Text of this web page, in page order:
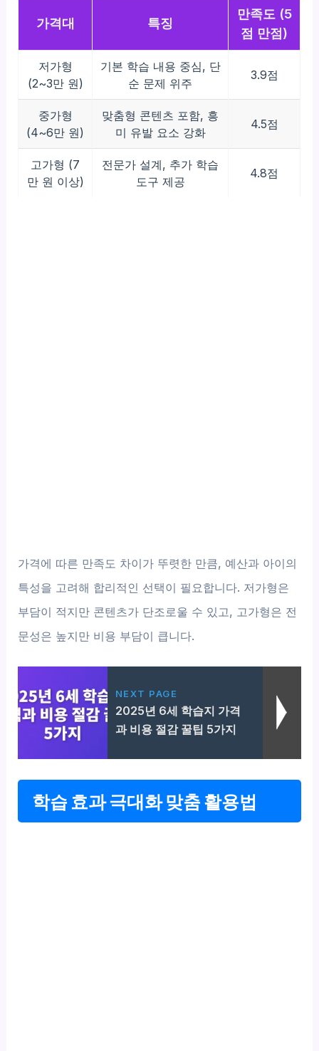
가격대 특징
만족도 (5
점 만점)
저가형
(2~3만 원)
기본 학습 내용 중심, 단
순 문제 위주
3.9점
중가형
(4~6만 원)
맞춤형 콘텐츠 포함, 흥
미 유발 요소 강화
4.5점
고가형 (7
만 원 이상)
전문가 설계, 추가 학습
도구 제공
4.8점
가격에 따른 만족도 차이가 뚜렷한 만큼, 예산과 아이의
특성을 고려해 합리적인 선택이 필요합니다. 저가형은
부담이 적지만 콘텐츠가 단조로울 수 있고, 고가형은 전
문성은 높지만 비용 부담이 큽니다.
NEXT PAGE
2025년 6세 학습지 가격
과 비용 절감 꿀팁 5가지
학습 효과 극대화 맞춤 활용법